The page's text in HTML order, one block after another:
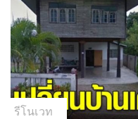
รีโนเวท